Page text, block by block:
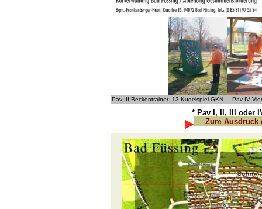
Pav III Beckentrainer 13 Kugelspiel GKN Pav IV
* Pav I, II, III oder
Zum Ausdruck